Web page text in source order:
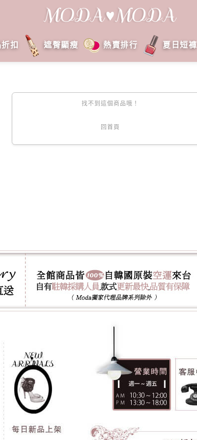
扣 遮臀顯瘦 熱賣排行 夏日短褲
找不到這個商品哦！
回首頁